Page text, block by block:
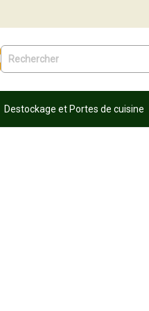
Destockage et Portes de cuisine